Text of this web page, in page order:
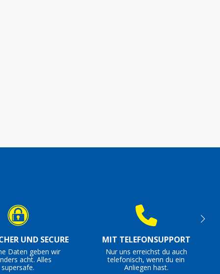
UND SECURE
Daten geben wir
acht. Alles
supersafe.
MIT TELEFONSUPPORT
Nur uns erreichst du auch
telefonisch, wenn du ein
Anliegen hast.